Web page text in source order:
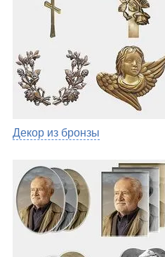
Декор из бронзы